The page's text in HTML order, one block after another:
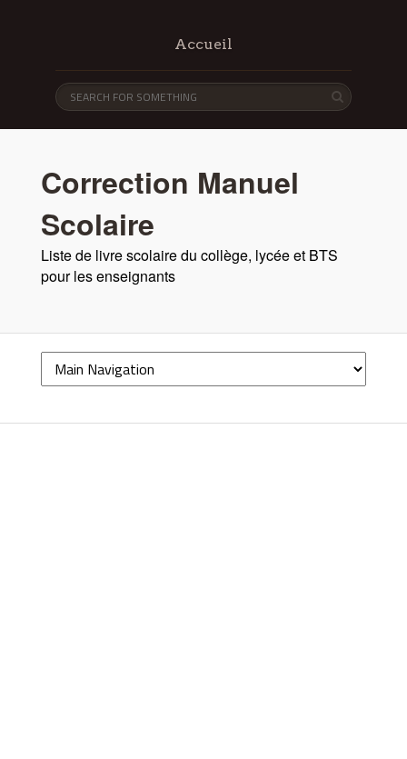
Accueil
Correction Manuel
Scolaire
Liste de livre scolaire du collège, lycée et BTS
pour les enseignants